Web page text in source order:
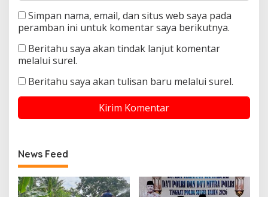
Simpan nama, email, dan situs web saya pada
peramban ini untuk komentar saya berikutnya.
Beritahu saya akan tindak lanjut komentar
melalui surel.
Beritahu saya akan tulisan baru melalui surel.
News Feed